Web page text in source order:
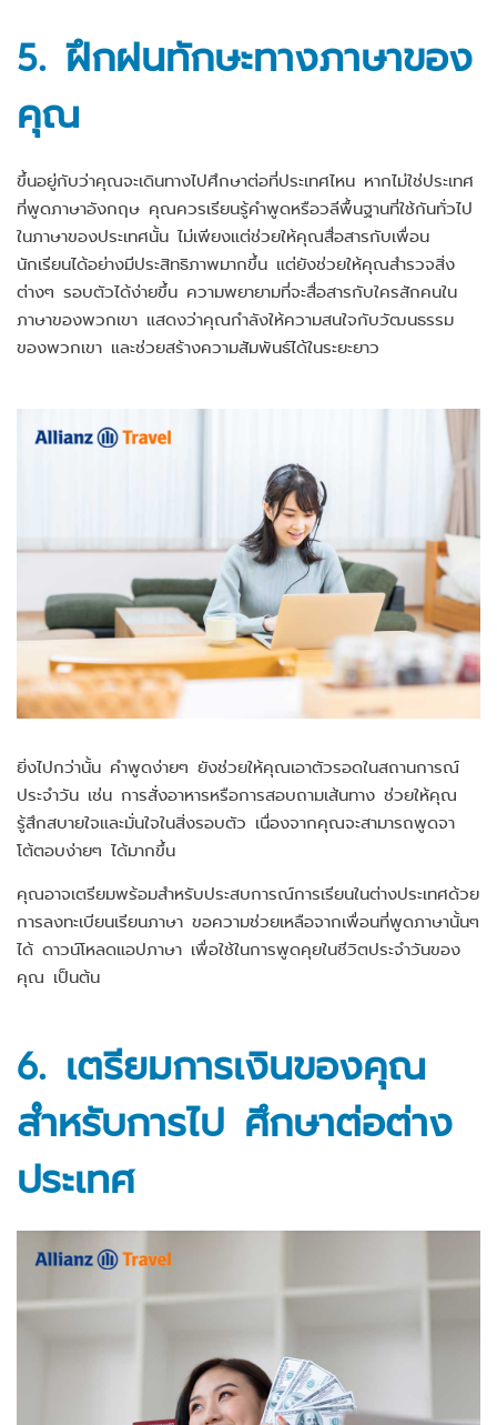
5. ฝึกฝนทักษะทางภาษาของ
คุณ
ขึ้นอยู่กับว่าคุณจะเดินทางไปศึกษาต่อที่ประเทศไหน หากไม่ใช่ประเทศ
ที่พูดภาษาอังกฤษ คุณควรเรียนรู้คำพูดหรือวลีพื้นฐานที่ใช้กันทั่วไป
ในภาษาของประเทศนั้น ไม่เพียงแต่ช่วยให้คุณสื่อสารกับเพื่อน
นักเรียนได้อย่างมีประสิทธิภาพมากขึ้น แต่ยังช่วยให้คุณสำรวจสิ่ง
ต่างๆ รอบตัวได้ง่ายขึ้น ความพยายามที่จะสื่อสารกับใครสักคนใน
ภาษาของพวกเขา แสดงว่าคุณกำลังให้ความสนใจกับวัฒนธรรม
ของพวกเขา และช่วยสร้างความสัมพันธ์ได้ในระยะยาว
ยิ่งไปกว่านั้น คำพูดง่ายๆ ยังช่วยให้คุณเอาตัวรอดในสถานการณ์
ประจำวัน เช่น การสั่งอาหารหรือการสอบถามเส้นทาง ช่วยให้คุณ
รู้สึกสบายใจและมั่นใจในสิ่งรอบตัว เนื่องจากคุณจะสามารถพูดจา
โต้ตอบง่ายๆ ได้มากขึ้น
คุณอาจเตรียมพร้อมสำหรับประสบการณ์การเรียนในต่างประเทศด้วย
การลงทะเบียนเรียนภาษา ขอความช่วยเหลือจากเพื่อนที่พูดภาษานั้นๆ
ได้ ดาวน์โหลดแอปภาษา เพื่อใช้ในการพูดคุยในชีวิตประจำวันของ
คุณ เป็นต้น
6. เตรียมการเงินของคุณ
สำหรับการไป ศึกษาต่อต่าง
ประเทศ